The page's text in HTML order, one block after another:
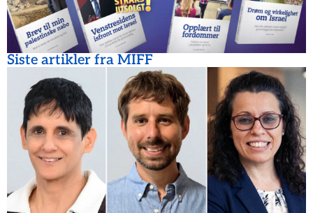
Siste artikler fra MIFF